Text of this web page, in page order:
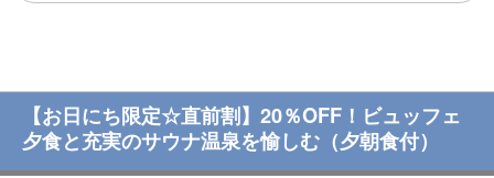
【お日にち限定☆直前割】20％OFF！ビュッフェ
夕食と充実のサウナ温泉を愉しむ（夕朝食付）